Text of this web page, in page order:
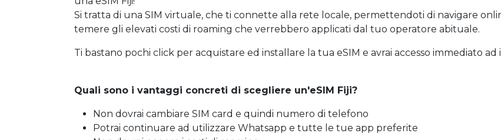
Si tratta di una SIM virtuale, che ti connette alla rete locale, permettendoti di navigare
temere gli elevati costi di roaming che verrebbero applicati dal tuo operatore abituale.
Ti bastano pochi click per acquistare ed installare la tua eSIM e avrai accesso immediato
Quali sono i vantaggi concreti di scegliere un'eSIM Fiji?
Non dovrai cambiare SIM card e quindi numero di telefono
Potrai continuare ad utilizzare Whatsapp e tutte le tue app preferite